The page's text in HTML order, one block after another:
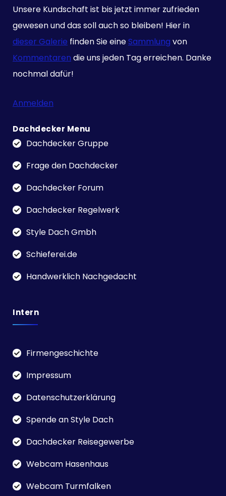
Unsere Kundschaft ist bis jetzt immer zufrieden
gewesen und das soll auch so bleiben! Hier in
dieser Galerie finden Sie eineSammlung von
Kommentaren die uns jeden Tag erreichen. Danke
nochmal dafür!
Anmelden
Dachdecker Menu
Dachdecker Gruppe
Frage den Dachdecker
Dachdecker Forum
Dachdecker Regelwerk
Style Dach Gmbh
Schieferei.de
Handwerklich Nachgedacht
Intern
Firmengeschichte
Impressum
Datenschutzerklärung
Spende an Style Dach
Dachdecker Reisegewerbe
Webcam Hasenhaus
Webcam Turmfalken